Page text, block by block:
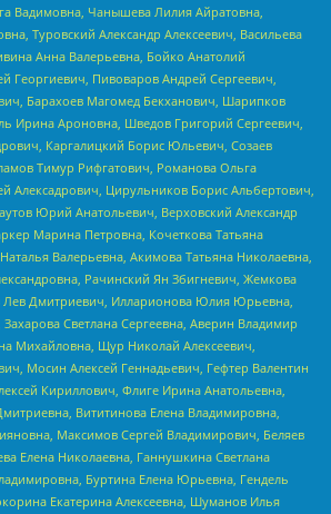
Вадимовна, Чанышева Лилия Айратовна,
Туровский Александр Алексеевич, Васильева
Анна Валерьевна, Бойко Анатолий
Георгиевич, Пивоваров Андрей Сергеевич,
Барахоев Магомед Бекханович, Шарипков
Ирина Ароновна, Шведов Григорий Сергеевич,
Каргалицкий Борис Юльевич, Созаев
Тимур Рифгатович, Романова Ольга
Алексадрович, Цирульников Борис Альбертович,
Юрий Анатольевич, Верховский Александр
Марина Петровна, Кочеткова Татьяна
Валерьевна, Акимова Татьяна Николаевна,
Рачинский Ян Збигневич, Жемкова
Лев Дмитриевич, Илларионова Юлия Юрьевна,
Светлана Сергеевна, Аверин Владимир
Михайловна, Щур Николай Алексеевич,
Мосин Алексей Геннадьевич, Гефтер Валентин
Кириллович, Флиге Ирина Анатольевна,
Вититинова Елена Владимировна,
Максимов Сергей Владимирович, Беляев
Елена Николаевна, Ганнушкина Светлана
Буртина Елена Юрьевна, Гендель
Екатерина Алексеевна, Шуманов Илья